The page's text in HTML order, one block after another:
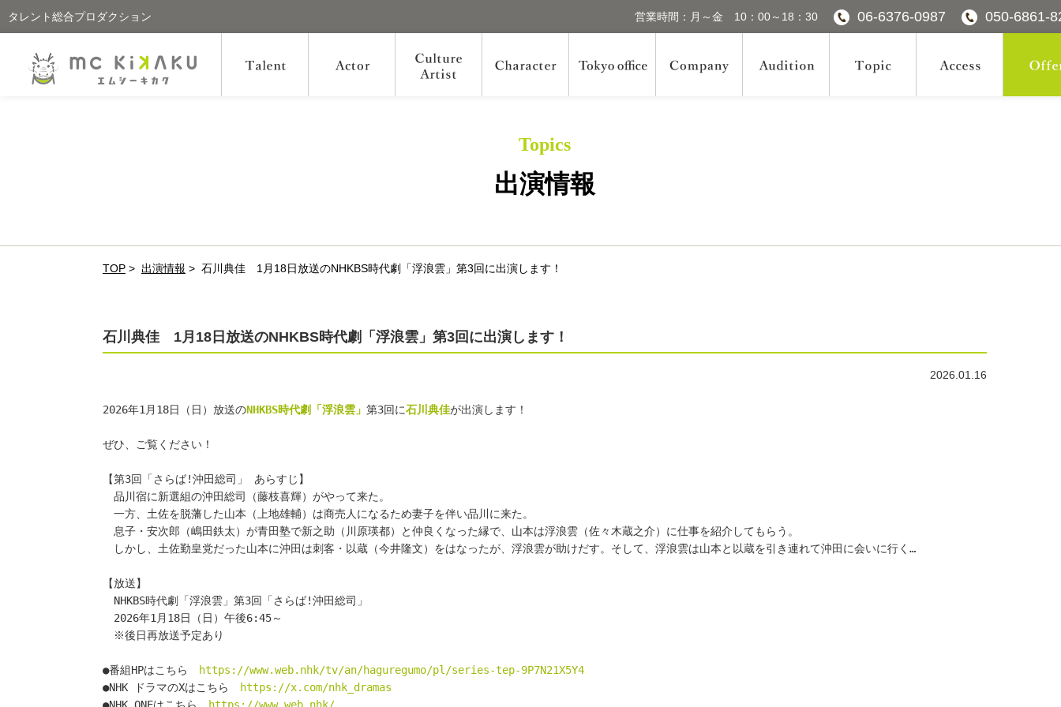
タレント総合プロダクション 営業時間：月～金 10：00～18：30 06-6376-0987 050-6861-
Topics
出演情報
TOP > 出演情報 > 石川典佳 1月18日放送のNHKBS時代劇「浮浪雲」第3回に出演します！
石川典佳 1月18日放送のNHKBS時代劇「浮浪雲」第3回に出演します！
2026.01.16
2026年1月18日（日）放送のNHKBS時代劇「浮浪雲」 第3回に石川典佳が出演します！
ぜひ、ご覧ください！
【第3回「さらば!沖田総司」 あらすじ】
品川宿に新選組の沖田総司（藤枝喜輝）がやって来た。
一方、土佐を脱藩した山本（上地雄輔）は商売人になるため妻子を伴い品川に来た。
息子・安次郎（嶋田鉄太）が青田塾で新之助（川原瑛都）と仲良くなった縁で、山本は浮浪雲（佐々木蔵之介）に仕事を紹介してもらう。
しかし、土佐勤皇党だった山本に沖田は刺客・以蔵（今井隆文）をはなったが、浮浪雲が助けだす。そして、浮浪雲は山本と以蔵を引き連れて沖田に会いに行く…
【放送】
NHKBS時代劇「浮浪雲」第3回「さらば!沖田総司」
2026年1月18日（日）午後6:45～
※後日再放送予定あり
●番組HPはこちら
https://www.web.nhk/tv/an/haguregumo/pl/series-tep-9P7N21X5Y4
●NHK ドラマのXはこちら
https://x.com/nhk_dramas
●NHK ONEはこちら
https://www.web.nhk/